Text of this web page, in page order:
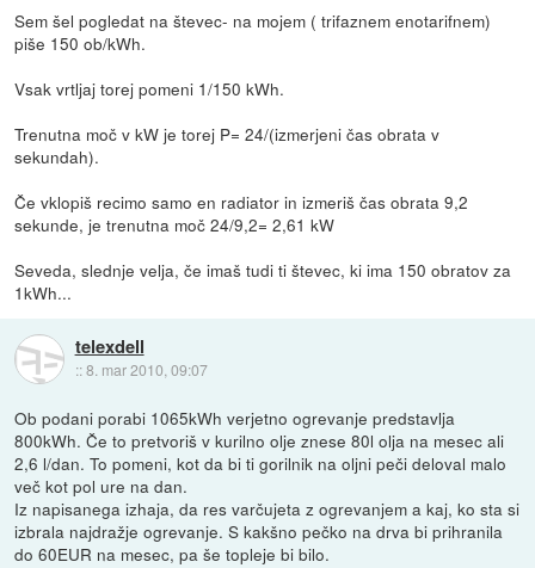
Sem šel pogledat na števec- na mojem ( trifaznem enotarifnem)
piše 150 ob/kWh.
Vsak vrtljaj torej pomeni 1/150 kWh.
Trenutna moč v kW je torej P= 24/(izmerjeni čas obrata v
sekundah).
Če vklopiš recimo samo en radiator in izmeriš čas obrata 9,2
sekunde, je trenutna moč 24/9,2= 2,61 kW
Seveda, slednje velja, če imaš tudi ti števec, ki ima 150 obratov za
1kWh...
telexdell
::8. mar 2010, 09:07
Ob podani porabi 1065kWh verjetno ogrevanje predstavlja
800kWh. Če to pretvoriš v kurilno olje znese 80l olja na mesec ali
2,6 l/dan. To pomeni, kot da bi ti gorilnik na oljni peči deloval malo
več kot pol ure na dan.
Iz napisanega izhaja, da res varčujeta z ogrevanjem a kaj, ko sta si
izbrala najdražje ogrevanje. S kakšno pečko na drva bi prihranila
do 60EUR na mesec, pa še topleje bi bilo.